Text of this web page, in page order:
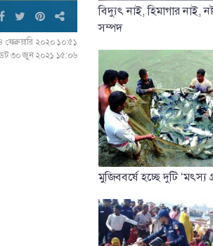
ফেব্রুয়ারি ২০২০ ১০:৫১
৩০ জুন ২০২১ ১৫:০৬
বিদ্যুৎ নাই, হিমাগার নাই,
সম্পদ
মুজিববর্ষে হচ্ছে দুটি ‘মৎস্য